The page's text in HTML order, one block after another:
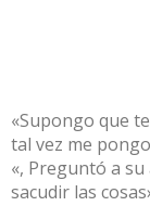
«Supongo que
tal vez me
«, Preguntó a
sacudir las